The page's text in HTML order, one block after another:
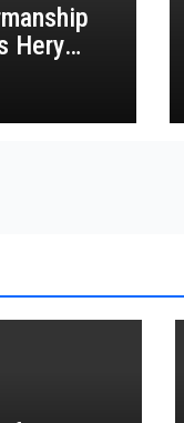
Hery
NU
Inclusive